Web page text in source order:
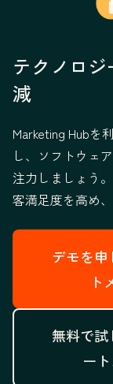
テクノロ
減
Marketing Hubを
し、ソフトウェ
注力しましょう
客満足度を高め
デモを
ト
無料で
ー